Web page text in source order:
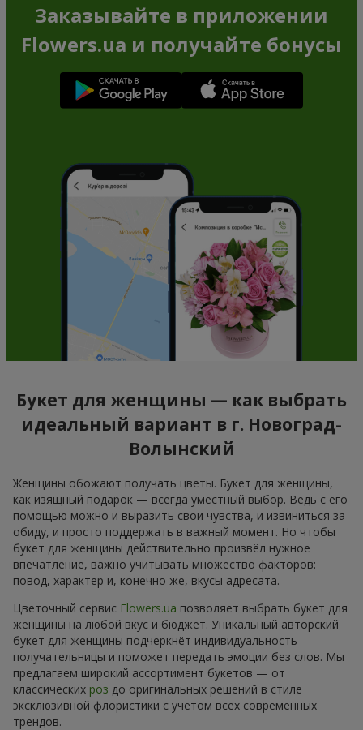
Заказывайте в приложении
Flowers.ua и получайте бонусы
Букет для женщины — как выбрать
идеальный вариант в г. Новоград-
Волынский
Женщины обожают получать цветы. Букет для женщины,
как изящный подарок — всегда уместный выбор. Ведь с его
помощью можно и выразить свои чувства, и извиниться за
обиду, и просто поддержать в важный момент. Но чтобы
букет для женщины действительно произвёл нужное
впечатление, важно учитывать множество факторов:
повод, характер и, конечно же, вкусы адресата.
Цветочный сервис Flowers.ua позволяет выбрать букет для
женщины на любой вкус и бюджет. Уникальный авторский
букет для женщины подчеркнёт индивидуальность
получательницы и поможет передать эмоции без слов. Мы
предлагаем широкий ассортимент букетов — от
классических роз до оригинальных решений в стиле
эксклюзивной флористики с учётом всех современных
трендов.